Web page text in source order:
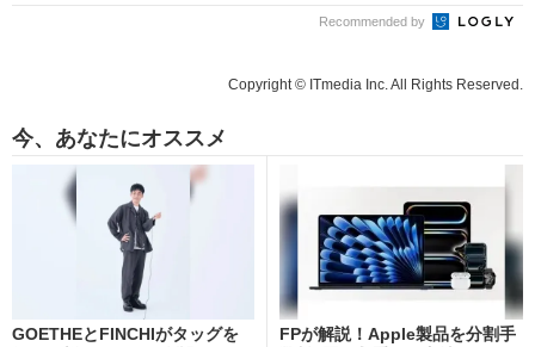
Recommended by
Copyright © ITmedia Inc. All Rights Reserved.
今、あなたにオススメ
GOETHEとFINCHIがタッグを
FPが解説！Apple製品を分割手